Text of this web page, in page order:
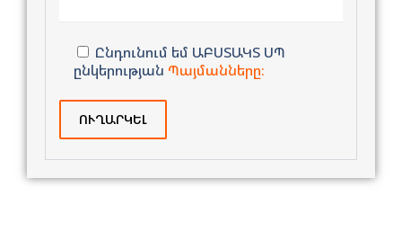
Ընդունում եմ ԱԲՍՏԱԿՏ ՍՊ
ընկերության Պայմանները։